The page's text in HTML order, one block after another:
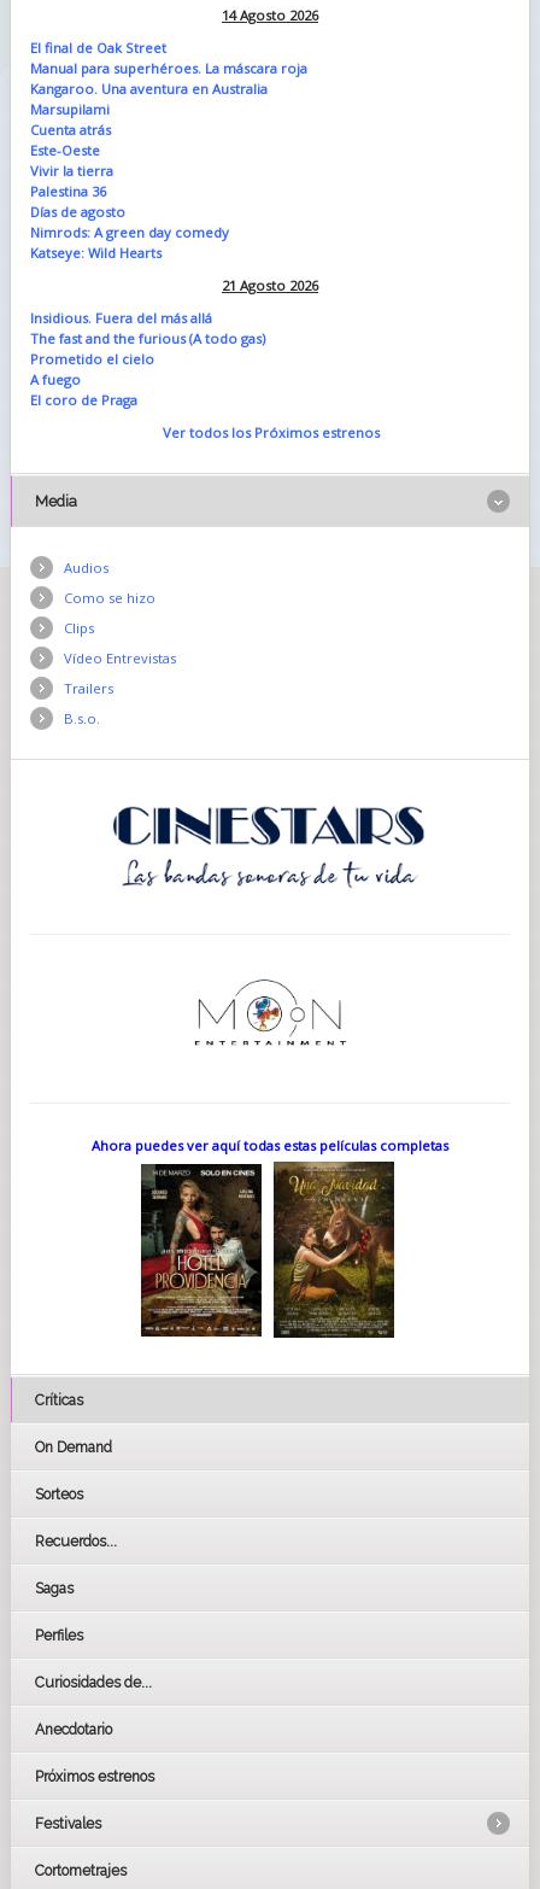
14 Agosto 2026
El final de Oak Street
Manual para superhéroes. La máscara roja
Kangaroo. Una aventura en Australia
Marsupilami
Cuenta atrás
Este-Oeste
Vivir la tierra
Palestina 36
Días de agosto
Nimrods: A green day comedy
Katseye: Wild Hearts
21 Agosto 2026
Insidious. Fuera del más allá
The fast and the furious (A todo gas)
Prometido el cielo
A fuego
El coro de Praga
Ver todos los Próximos estrenos
Media
Audios
Como se hizo
Clips
Vídeo Entrevistas
Trailers
B.s.o.
Ahora puedes ver aquí todas estas películas completas
Críticas
On Demand
Sorteos
Recuerdos...
Sagas
Perfiles
Curiosidades de...
Anecdotario
Próximos estrenos
Festivales
LOS OSCARS
Cortometrajes